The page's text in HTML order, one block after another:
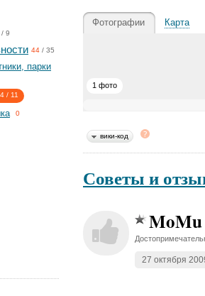
/ 9
44 / 35
парки
/ 11
0
Фотографии Карта
1 фото
вики-код
Советы и
MoMu
27 октября